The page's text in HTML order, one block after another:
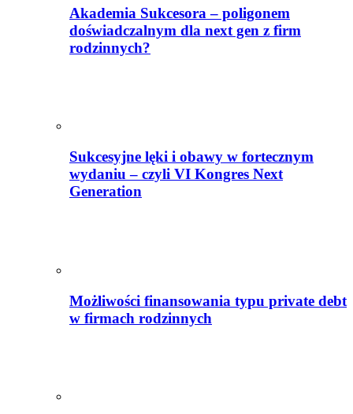
Akademia Sukcesora – poligonem
doświadczalnym dla next gen z firm
rodzinnych?
Sukcesyjne lęki i obawy w fortecznym
wydaniu – czyli VI Kongres Next
Generation
Możliwości finansowania typu private debt
w firmach rodzinnych